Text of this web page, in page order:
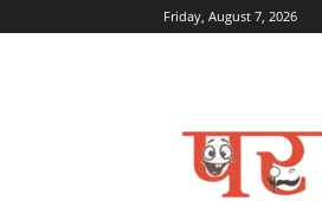
Friday, August 7, 2026